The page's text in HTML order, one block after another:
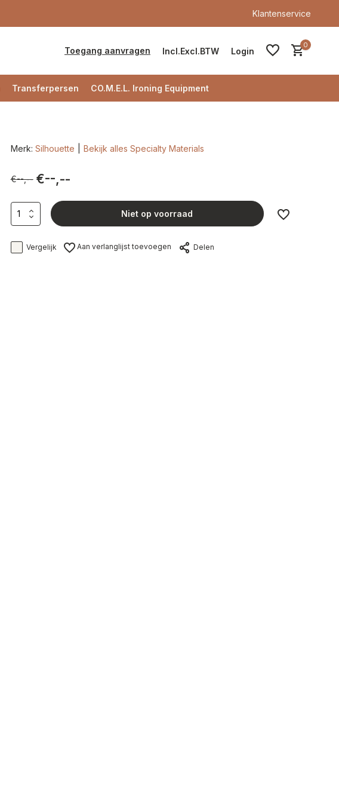
Klantenservice
Toegang aanvragen Incl.Excl.BTW Login
0
Transferpersen CO.M.E.L. Ironing Equipment
Merk: Silhouette Bekijk alles Specialty Materials
€--,-- €--,--
Niet op voorraad
Vergelijk Aan verlanglijst toevoegen Delen